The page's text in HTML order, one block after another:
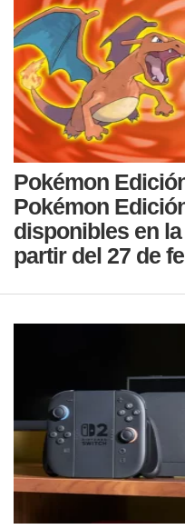
Pokémon
Pokémon
disponibles en
partir del 27 de